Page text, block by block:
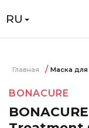
RU
Главная Маска для
BONACURE